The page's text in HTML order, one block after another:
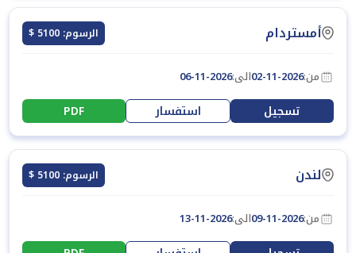
أمستردام الرسوم: 5100 $
من:02-11-2026الى:06-11-2026
تسجيل استفسار PDF
لندن الرسوم: 5100 $
من:09-11-2026الى:13-11-2026